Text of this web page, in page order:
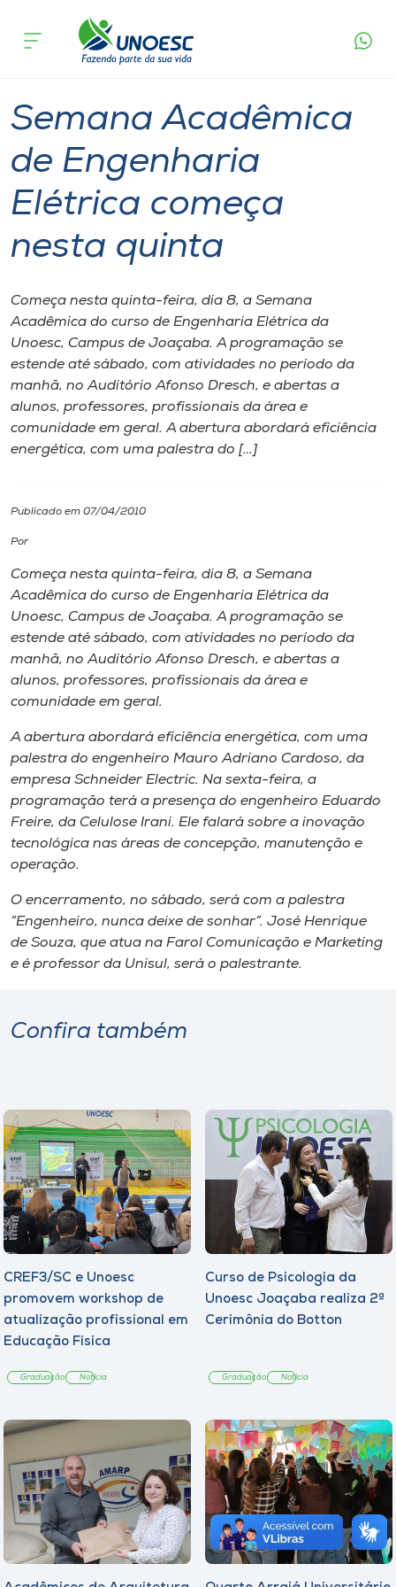
Cursos
Pesquisa
Atendimento ao Estudante
Portal de Ensino
A
Internacionalização
I.nova
Cultura
CPA
Biblioteca
Editora
Rádio
Museu
Unoesc
Selecione
o idioma
acontece
Semana Acadêmica
de Engenharia
Elétrica começa
nesta quinta
Começa nesta quinta-feira, dia 8, a Semana
Acadêmica do curso de Engenharia Elétrica da
Unoesc, Campus de Joaçaba. A programação se
estende até sábado, com atividades no período da
manhã, no Auditório Afonso Dresch, e abertas a
alunos, professores, profissionais da área e
comunidade em geral. A abertura abordará eficiência
energética, com uma palestra do […]
Publicado em 07/04/2010
Por
Começa nesta quinta-feira, dia 8, a Semana
Acadêmica do curso de Engenharia Elétrica da
Unoesc, Campus de Joaçaba. A programação se
estende até sábado, com atividades no período da
manhã, no Auditório Afonso Dresch, e abertas a
alunos, professores, profissionais da área e
comunidade em geral.
A abertura abordará eficiência energética, com uma
palestra do engenheiro Mauro Adriano Cardoso, da
empresa Schneider Electric. Na sexta-feira, a
programação terá a presença do engenheiro Eduardo
Freire, da Celulose Irani. Ele falará sobre a inovação
tecnológica nas áreas de concepção, manutenção e
operação.
O encerramento, no sábado, será com a palestra
“Engenheiro, nunca deixe de sonhar”. José Henrique
de Souza, que atua na Farol Comunicação e Marketing
e é professor da Unisul, será o palestrante.
Confira também
CREF3/SC e Unoesc
promovem workshop de
atualização profissional em
Educação Física
Graduação Notícia
Curso de Psicologia da
Unoesc Joaçaba realiza 2ª
Cerimônia do Botton
Graduação Notícia